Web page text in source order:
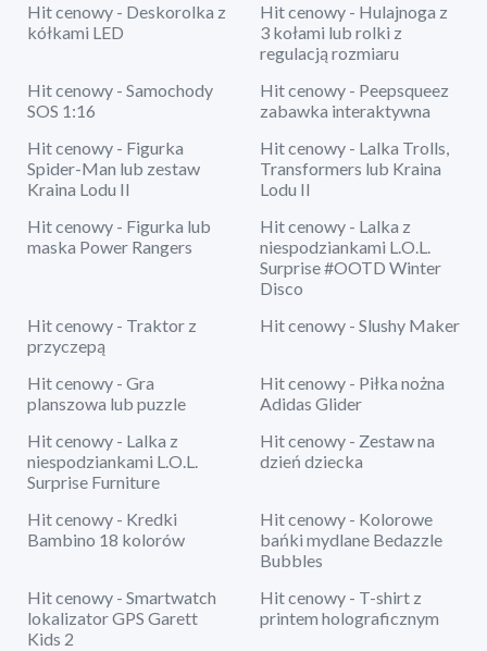
Hit cenowy - Deskorolka z
kółkami LED
Hit cenowy - Hulajnoga z
3 kołami lub rolki z
regulacją rozmiaru
Hit cenowy - Samochody
SOS 1:16
Hit cenowy - Peepsqueez
zabawka interaktywna
Hit cenowy - Figurka
Spider-Man lub zestaw
Kraina Lodu II
Hit cenowy - Lalka Trolls,
Transformers lub Kraina
Lodu II
Hit cenowy - Figurka lub
maska Power Rangers
Hit cenowy - Lalka z
niespodziankami L.O.L.
Surprise #OOTD Winter
Disco
Hit cenowy - Traktor z
przyczepą
Hit cenowy - Slushy Maker
Hit cenowy - Gra
planszowa lub puzzle
Hit cenowy - Piłka nożna
Adidas Glider
Hit cenowy - Lalka z
niespodziankami L.O.L.
Surprise Furniture
Hit cenowy - Zestaw na
dzień dziecka
Hit cenowy - Kredki
Bambino 18 kolorów
Hit cenowy - Kolorowe
bańki mydlane Bedazzle
Bubbles
Hit cenowy - Smartwatch
lokalizator GPS Garett
Kids 2
Hit cenowy - T-shirt z
printem holograficznym